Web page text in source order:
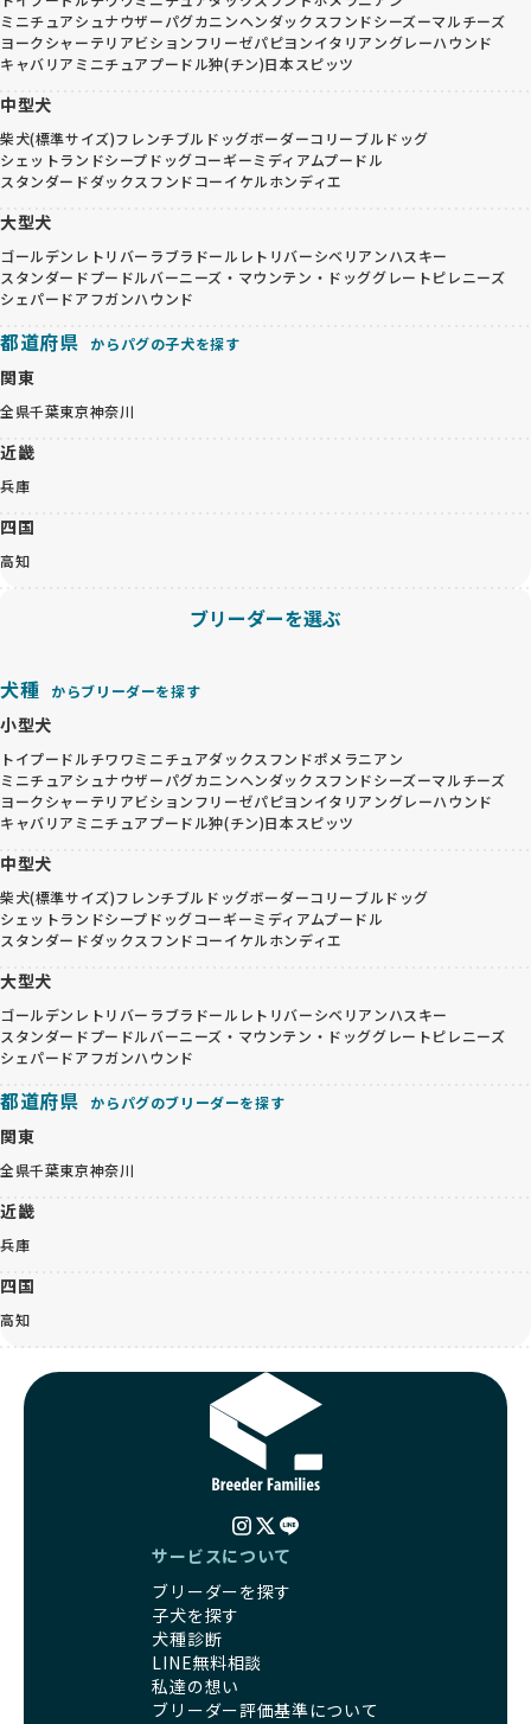
ミニチュアシュナウザーパグカニンヘンダックスフンドシーズーマルチーズ
ヨークシャーテリアビションフリーゼパピヨンイタリアングレーハウンド
キャバリア ミニチュアプードル狆(チン)日本スピッツ
中型犬
柴犬(標準サイズ)フレンチブルドッグボーダーコリーブルドッグ
シェットランドシープドッグコーギーミディアムプードル
スタンダードダックスフンドコーイケルホンディエ
大型犬
ゴールデンレトリバー ラブラドールレトリバーシベリアンハスキー
スタンダードプードルバーニーズ・マウンテン・ドッググレートピレニーズ
シェパードアフガンハウンド
都道府県 からパグの子犬を探す
関東
全県千葉東京神奈川
近畿
兵庫
四国
高知
ブリーダーを選ぶ
犬種 からブリーダーを探す
小型犬
トイプードルチワワミニチュアダックスフンドポメラニアン
ミニチュアシュナウザーパグカニンヘンダックスフンドシーズーマルチーズ
ヨークシャーテリアビションフリーゼパピヨンイタリアングレーハウンド
キャバリア ミニチュアプードル狆(チン)日本スピッツ
中型犬
柴犬(標準サイズ)フレンチブルドッグボーダーコリーブルドッグ
シェットランドシープドッグコーギーミディアムプードル
スタンダードダックスフンドコーイケルホンディエ
大型犬
ゴールデンレトリバー ラブラドールレトリバーシベリアンハスキー
スタンダードプードルバーニーズ・マウンテン・ドッググレートピレニーズ
シェパードアフガンハウンド
都道府県 からパグのブリーダーを探す
関東
全県千葉東京神奈川
近畿
兵庫
四国
高知
サービスについて
ブリーダーを探す
子犬を探す
犬種診断
LINE無料相談
私達の想い
ブリーダー評価基準について